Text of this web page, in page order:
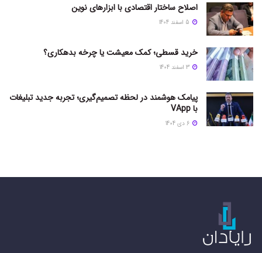
اصلاح ساختار اقتصادی با ابزارهای نوین
خرید قسطی؛ کمک معیشت یا چرخه بدهکاری؟
پیامک هوشمند در لحظه تصمیم‌گیری؛ تجربه جدید تبلیغات
با VApp